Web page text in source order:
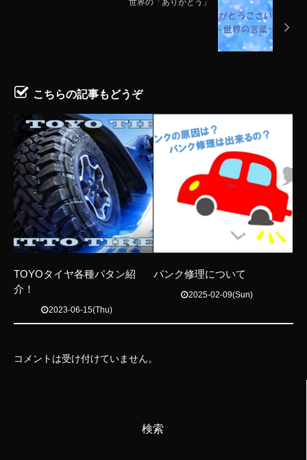
世界の「ありがとう」
こちらの記事もどうぞ
TOYOタイヤ各種パタン紹
介！
2023-06-15(Thu)
パンク修理について
2025-02-09(Sun)
コメントは受け付けていません。
検索